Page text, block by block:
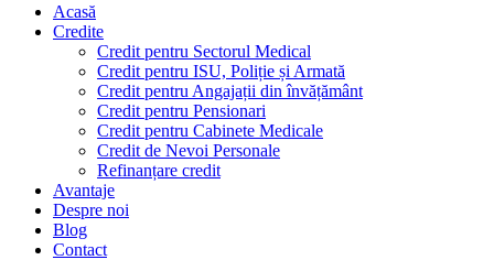
Acasă
Credite
Credit pentru Sectorul Medical
Credit pentru ISU, Poliție și Armată
Credit pentru Angajații din învățământ
Credit pentru Pensionari
Credit pentru Cabinete Medicale
Credit de Nevoi Personale
Refinanțare credit
Avantaje
Despre noi
Blog
Contact